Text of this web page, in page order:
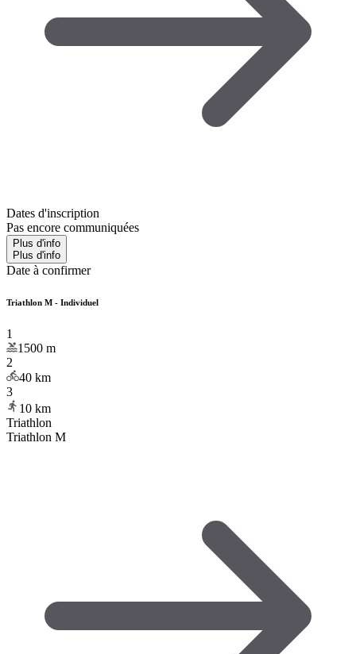
Dates d'inscription
Pas encore communiquées
Plus d'info
Plus d'info
Date à confirmer
Triathlon M - Individuel
1
1500 m
2
40 km
3
10 km
Triathlon
Triathlon M